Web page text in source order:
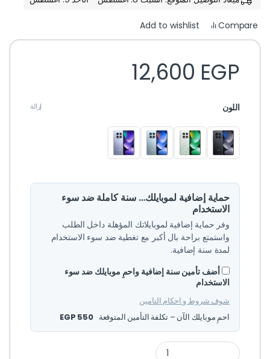
Compare
Add to wishlist
12,600 EGP
اللون إزالة
حماية إضافية لموبايلك… سنة كاملة ضد سوء
الاستخدام
وفر حماية إضافية لموبايلاتك المؤهلة داخل الطلب
واستمتع براحة بال أكبر مع تغطية ضد سوء الاستخدام
لمدة سنة إضافية.
أضف تأمين سنة إضافية واحمِ موبايلك ضد سوء
الاستخدام
شوف شروط و احكام التامين
احمِ موبايلك الآن – تكلفة التأمين المتوقعة 550
EGP